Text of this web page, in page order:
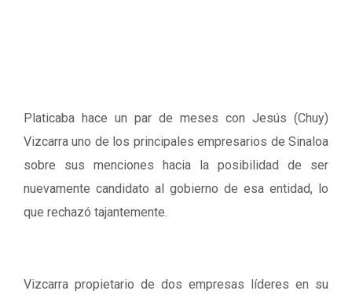
Platicaba hace un par de meses con Jesús (Chuy)
Vizcarra uno de los principales empresarios de Sinaloa
sobre sus menciones hacia la posibilidad de ser
nuevamente candidato al gobierno de esa entidad, lo
que rechazó tajantemente.
Vizcarra propietario de dos empresas líderes en su